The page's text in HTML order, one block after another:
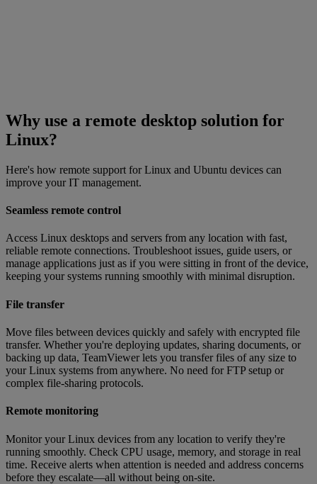
Why use a remote desktop solution for
Linux?
Here's how remote support for Linux and Ubuntu devices can
improve your IT management.
Seamless remote control
Access Linux desktops and servers from any location with fast,
reliable remote connections. Troubleshoot issues, guide users, or
manage applications just as if you were sitting in front of the device,
keeping your systems running smoothly with minimal disruption.
File transfer
Move files between devices quickly and safely with encrypted file
transfer. Whether you're deploying updates, sharing documents, or
backing up data, TeamViewer lets you transfer files of any size to
your Linux systems from anywhere. No need for FTP setup or
complex file-sharing protocols.
Remote monitoring
Monitor your Linux devices from any location to verify they're
running smoothly. Check CPU usage, memory, and storage in real
time. Receive alerts when attention is needed and address concerns
before they escalate—all without being on-site.